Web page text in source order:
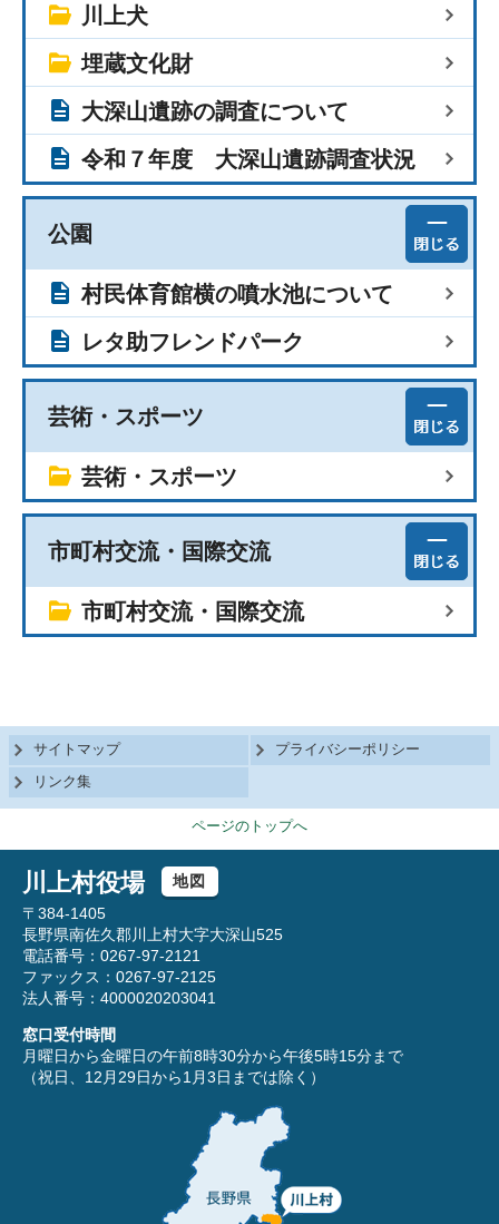
川上犬
埋蔵文化財
大深山遺跡の調査について
令和７年度 大深山遺跡調査状況
公園
村民体育館横の噴水池について
レタ助フレンドパーク
芸術・スポーツ
芸術・スポーツ
市町村交流・国際交流
市町村交流・国際交流
サイトマップ
プライバシーポリシー
リンク集
ページのトップへ
川上村役場
地図
〒384-1405
長野県南佐久郡川上村大字大深山525
電話番号：0267-97-2121
ファックス：0267-97-2125
法人番号：4000020203041
窓口受付時間
月曜日から金曜日の午前8時30分から午後5時15分まで
（祝日、12月29日から1月3日までは除く）